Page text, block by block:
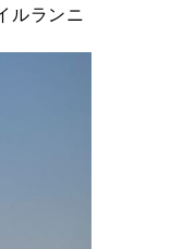
ルランニ